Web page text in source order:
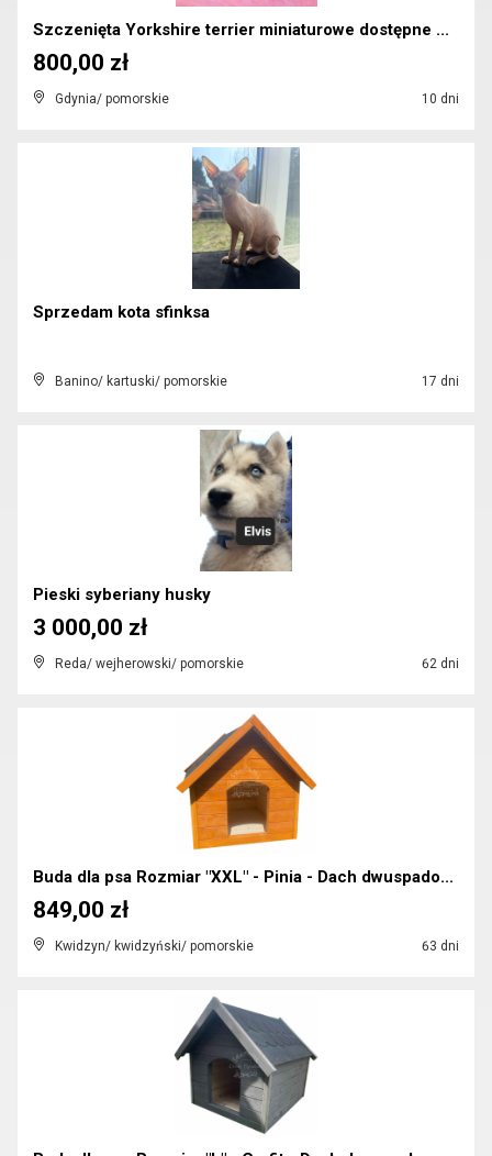
Szczenięta Yorkshire terrier miniaturowe dostępne ...
Gdynia/ pomorskie 10 dni
800,00 zł
Sprzedam kota sfinksa
Banino/ kartuski/ pomorskie 17 dni
Pieski syberiany husky
Reda/ wejherowski/ pomorskie 62 dni
3 000,00 zł
Buda dla psa Rozmiar "XXL" - Pinia - Dach dwuspado...
Kwidzyn/ kwidzyński/ pomorskie 63 dni
849,00 zł